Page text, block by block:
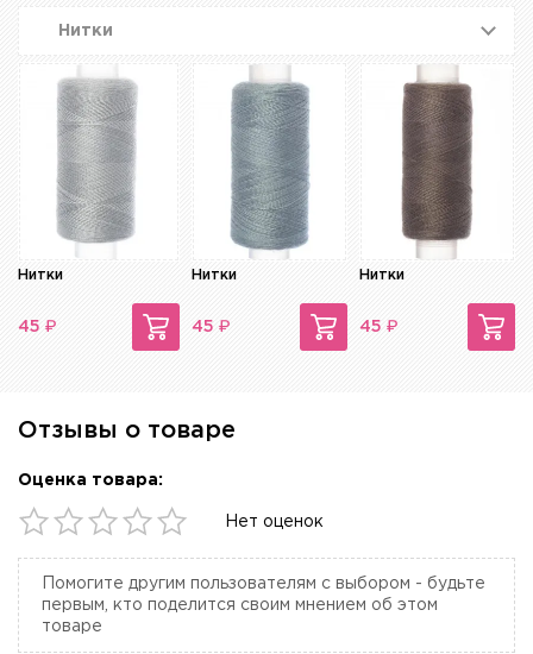
Нитки
Нитки
45 ₽
Нитки
45 ₽
Нитки
45 ₽
Отзывы о товаре
Оценка товара:
Нет оценок
Помогите другим пользователям с выбором - будьте
первым, кто поделится своим мнением об этом
товаре